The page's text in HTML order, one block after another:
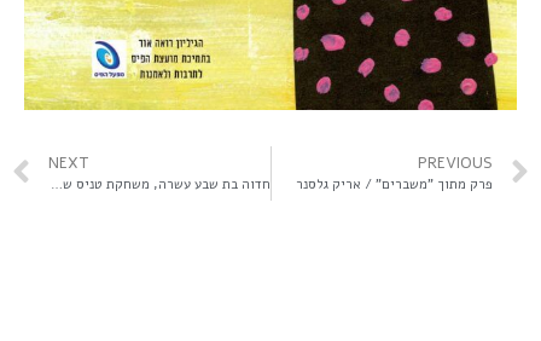
PREVIOUS
פרק מתוך "משברים" / אריק גלסנר
NEXT
חדוה בת שבע עשרה, משחקת טניס שולחן / דנה אולמרט